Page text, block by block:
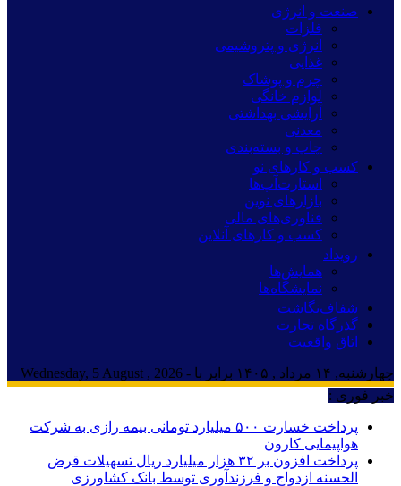
صنعت و انرژی
فلزات
انرژی و پتروشیمی
غذایی
چرم و پوشاک
لوازم خانگی
آرایشی بهداشتی
معدنی
چاپ و بسته‌بندی
کسب و کارهای نو
استارت‌آپ‌ها
بازارهای نوین
فناوری‌های مالی
کسب و کارهای آنلاین
رویداد
همایش‌ها
نمایشگاه‌ها
شفاف‌نگاشت
گذرگاه تجارت
اتاق واقعیت
چهارشنبه, ۱۴ مرداد , ۱۴۰۵ برابر با - Wednesday, 5 August , 2026
خبر فوری :
پرداخت خسارت ۵۰۰ میلیارد تومانی بیمه رازی به شرکت
هواپیمایی کارون
پرداخت افزون بر ۳۲ هزار میلیارد ریال تسهیلات قرض
الحسنه ازدواج و فرزندآوری توسط بانک کشاورزی